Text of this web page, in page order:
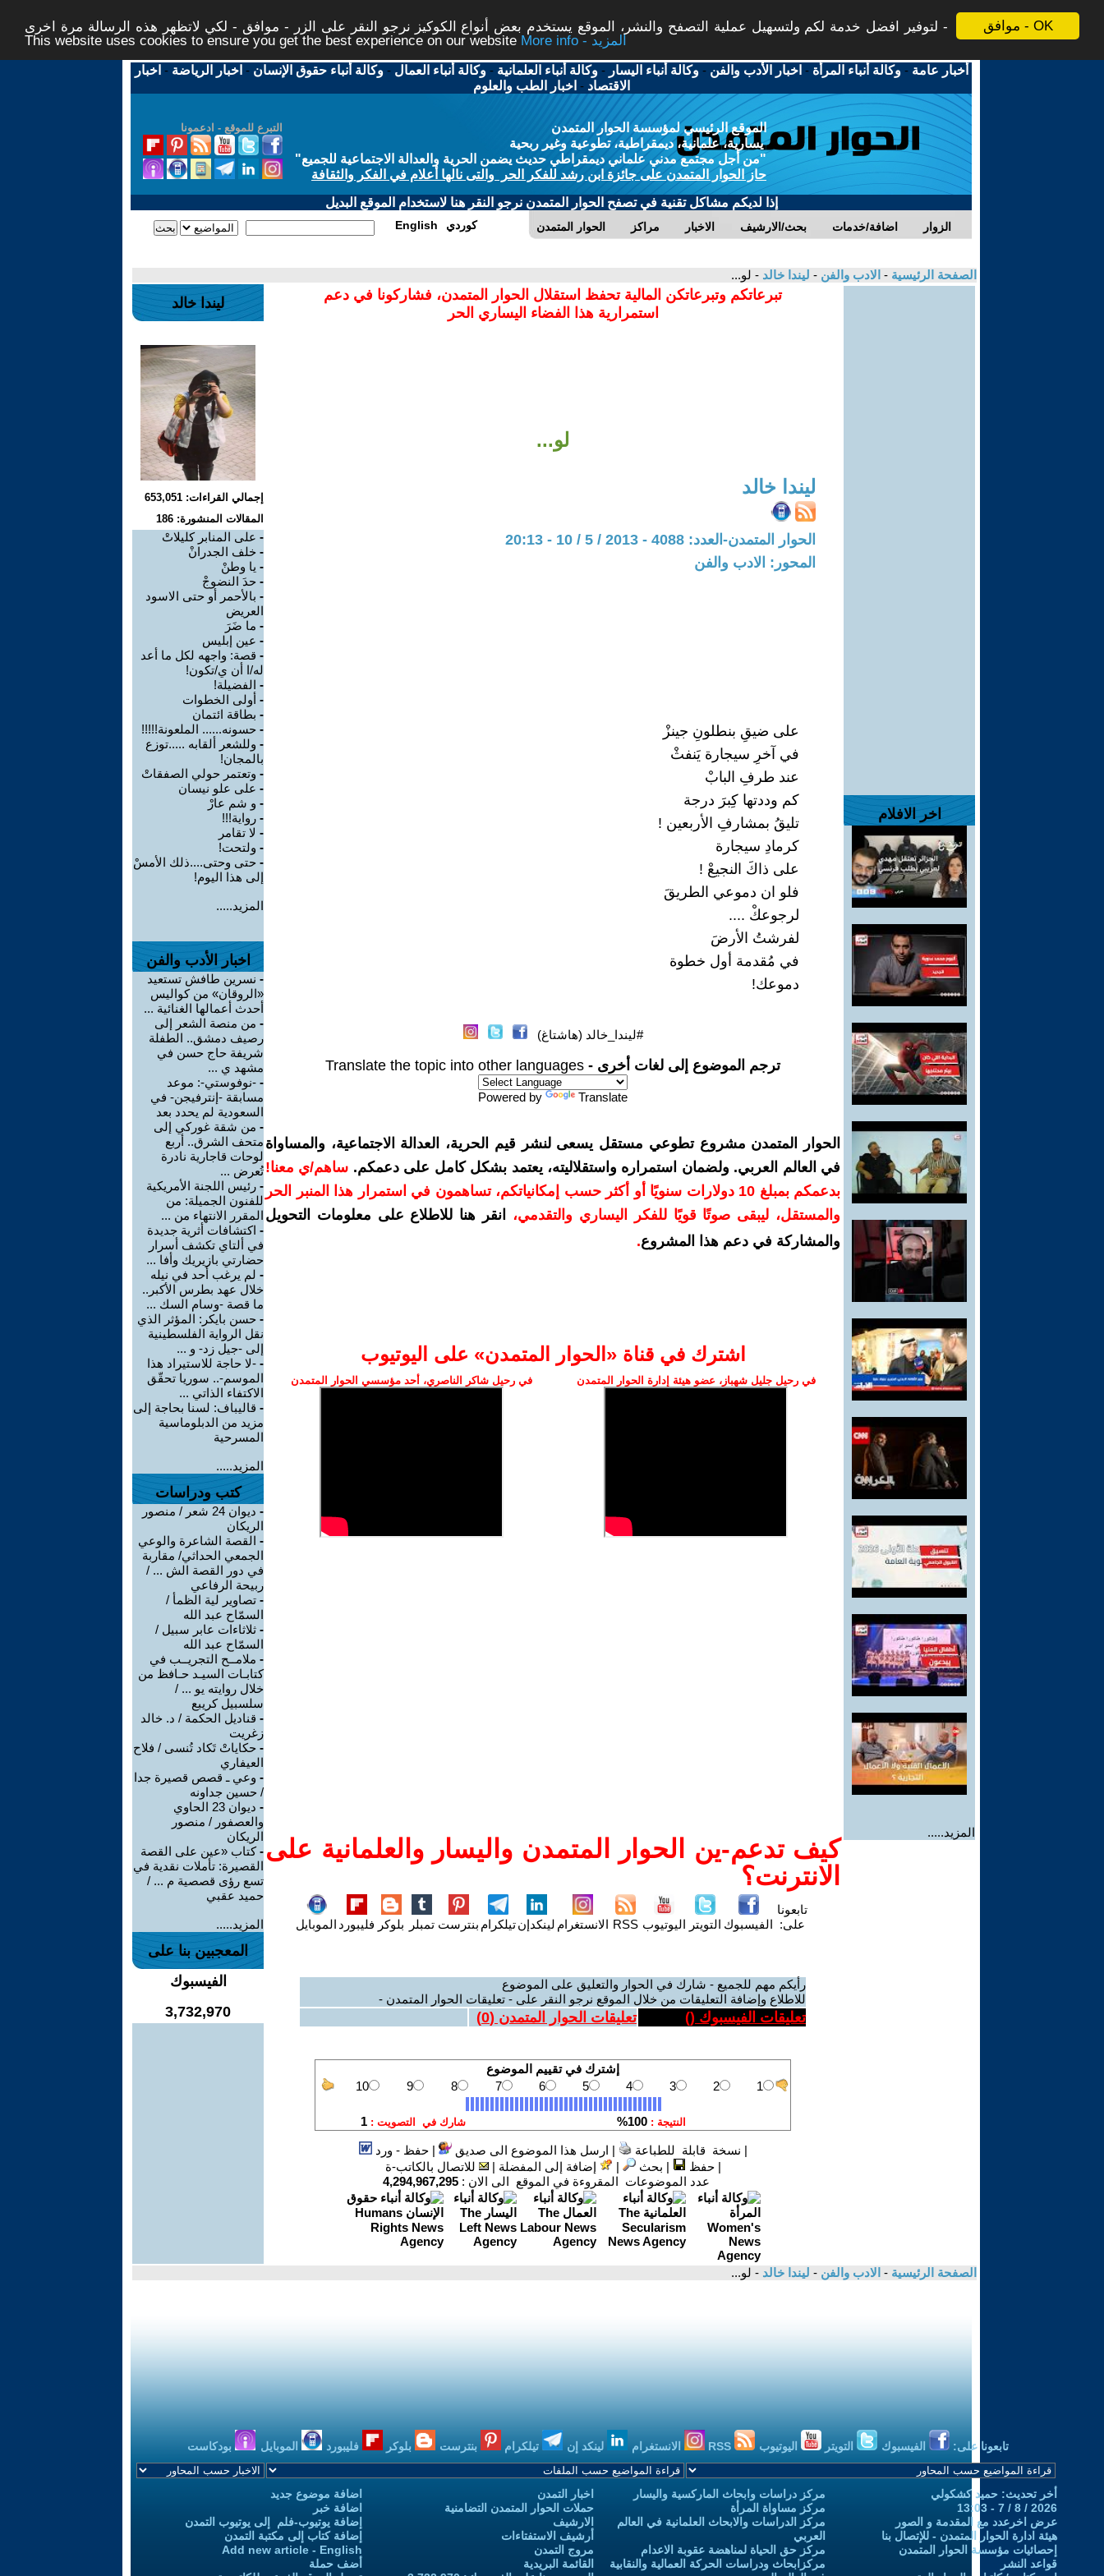
موافق - OK
لتوفير افضل خدمة لكم ولتسهيل عملية التصفح والنشر، الموقع يستخدم بعض أنواع الكوكيز نرجو النقر على الزر - موافق - لكي لاتظهر هذه الرسالة مرة اخرى -
This website uses cookies to ensure you get the best experience on our website
More info - المزيد
أخبار عامة -وكالة أنباء المرأة - اخبار الأدب والفن -وكالة أنباء اليسار -وكالة أنباء العلمانية -وكالة أنباء العمال -وكالة أنباء حقوق الإنسان - اخبار الرياضة - اخبار
الاقتصاد - اخبار الطب والعلوم
التبرع للموقع - ادعمونا
الموقع الرئيسي لمؤسسة الحوار المتمدن
يسارية، علمانية، ديمقراطية، تطوعية وغير ربحية
"من أجل مجتمع مدني علماني ديمقراطي حديث يضمن الحرية والعدالة الاجتماعية للجميع"
حاز الحوار المتمدن على جائزة ابن رشد للفكر الحر والتى نالها أعلام في الفكر والثقافة
إذا لديكم مشاكل تقنية في تصفح الحوار المتمدن نرجو النقر هنا لاستخدام الموقع البديل
الحوار المتمدن مراكز الاخبار بحث/الارشيف اضافة/خدمات الزوار English كوردي
الصفحة الرئيسية - الادب والفن - ليندا خالد - لو...
اخر الافلام
المزيد.....
تبرعاتكم وتبرعاتكن المالية تحفظ استقلال الحوار المتمدن، فشاركونا في دعم
استمرارية هذا الفضاء اليساري الحر
لو...
ليندا خالد
الحوار المتمدن-العدد: 4088 - 2013 / 5 / 10 - 20:13
المحور: الادب والفن
على ضيقِ بنطلونِ جينزْ
في آخرِ سيجارة يَنفثْ
عند طرفِ البابْ
كم وددتها كِبرَ درجة
تليقُ بمشارفِ الأربعين !
كرمادِ سيجارة
على ذاكَ النجيعْ !
فلو ان دموعي الطريقَ
لرجوعكْ ....
لفرشتُ الأرضَ
في مُقدمة أول خطوة
دموعك!
#ليندا_خالد (هاشتاغ)
ترجم الموضوع إلى لغات أخرى - Translate the topic into other languages
Powered by Translate
الحوار المتمدن مشروع تطوعي مستقل يسعى لنشر قيم الحرية، العدالة الاجتماعية، والمساواة
في العالم العربي. ولضمان استمراره واستقلاليته، يعتمد بشكل كامل على دعمكم. ساهم/ي معنا!
بدعمكم بمبلغ 10 دولارات سنويًا أو أكثر حسب إمكانياتكم، تساهمون في استمرار هذا المنبر الحر
والمستقل، ليبقى صوتًا قويًا للفكر اليساري والتقدمي،
انقر هنا للاطلاع على معلومات التحويل
والمشاركة في دعم هذا المشروع.
اشترك في قناة ‫«الحوار المتمدن» على اليوتيوب
في رحيل جليل شهباز، عضو هيئة إدارة الحوار المتمدن في رحيل شاكر الناصري، أحد مؤسسي الحوار المتمدن
كيف تدعم-ين الحوار المتمدن واليسار والعلمانية على
الانترنت؟
تابعونا
على: الفيسبوك التويتر اليوتيوب RSS الانستغرام لينكدإنتيلكرام بنترست تمبلر بلوكر فليبورد الموبايل
رأيكم مهم للجميع - شارك في الحوار والتعليق على الموضوع
للاطلاع وإضافة التعليقات من خلال الموقع نرجو النقر على - تعليقات الحوار المتمدن -
تعليقات الفيسبوك () تعليقات الحوار المتمدن (0
)
| نسخة قابلة للطباعة | ارسل هذا الموضوع الى صديق |حفظ - ورد
|حفظ | بحث | إضافة إلى المفضلة |
للاتصال بالكاتب-ة
عدد الموضوعات المقروءة في الموقع الى الان : 4,294,967,295
ليندا خالد
إجمالي القراءات: 653,051
المقالات المنشورة: 186
- على المنابر كليلاتْ
- خلف الجدرانْ
- يا وطنْ
- حدَ النضوجْ
- بالأحمر أو حتى الاسود
العريض
- ما ضَرَ
- عين إبليس
- قصة: واجهه لكل ما أعد
له/ا أن ي/تكون!
- الفضيلة!
- أولى الخطوات
- بطاقة ائتمان
- حسونه...... الملعونة!!!!!
- وللشعر ألقابه .....توزع
بالمجان!
- وتعتمر حولي الصفقاتْ
- على علو نيسان
- و شم عارْ
- رواية!!!
- لا تقامر
- ولتحت!
- حتى وحتى....ذلك الأمسْ
إلى هذا اليوم!
المزيد.....
اخبار الأدب والفن
- نسرين طافش تستعيد
«الروقان» من كواليس
أحدث أعمالها الغنائية ...
- من منصة الشعر إلى
رصيف دمشق.. الطفلة
شريفة حاج حسن في
مشهد ي ...
- -نوفوستي-: موعد
مسابقة -إنترفيجن- في
السعودية لم يحدد بعد
- من شقة غوركي إلى
متحف الشرق.. أربع
لوحات قاجارية نادرة
تُعرض ...
- رئيس اللجنة الأمريكية
للفنون الجميلة: من
المقرر الانتهاء من ...
- اكتشافات أثرية جديدة
في ألتاي تكشف أسرار
حضارتي بازيريك وأفا ...
- لم يرغب أحد في نيله
خلال عهد بطرس الأكبر..
ما قصة -وسام السك ...
- حسن بايكر: المؤثر الذي
نقل الرواية الفلسطينية
إلى -جيل زد- و ...
- -لا حاجة للاستيراد هذا
الموسم-.. سوريا تحقّق
الاكتفاء الذاتي ...
- قاليباف: لسنا بحاجة إلى
مزيد من الدبلوماسية
المسرحية
المزيد.....
كتب ودراسات
-
ديوان 24 شعر / منصور
الريكان
- القصة الشاعرة والوعي
الجمعي الحداثي/ مقاربة
في دور القصة الش ... /
ربيحة الرفاعي
- تصاوير لية الظمأ /
السمّاح عبد الله
- ثلاثاءات عابر سبيل /
السمّاح عبد الله
- ملامــح التجريــب في
كتابـات السيـد حـافظ من
خلال روايته يو ... /
سلسبيل كريبع
- قناديل الحكمة / د. خالد
زغريت
- حكاياتْ تَكاد تُنسى / فلاح
العيفاري
- وعي ـ قصص قصيرة جدا
/ حسين جداونه
-
ديوان 23 الحاوي
والعصفور / منصور
الريكان
-كتاب «عين على القصة
القصيرة: تأملات نقدية في
تسع رؤى قصصية م ... /
حميد عقبي
المزيد.....
المعجبين بنا على
الفيسبوك
3,732,970
الصفحة الرئيسية - الادب والفن - ليندا خالد - لو...
تابعونا على: الفيسبوك التويتر اليوتيوب الانستغرام لينكد إن تيلكرام بنترست بلوكر فليبورد الموبايل بودكاست
أخر تحديث: حميد كشكولي
2026 / 8 / 7 - 13:03
عرض اخرعدد مع المقدمة و الصور
هيئة ادارة الحوار المتمدن - للإتصال بنا
إحصائيات مؤسسة الحوار المتمدن
قواعد النشر
مركز دراسات وابحاث الماركسية واليسار
مركز مساواة المرأة
مركز الدراسات والابحاث العلمانية في العالم
العربي
مركز حق الحياة لمناهضة عقوبة الاعدام
مركزابحاث ودراسات الحركة العمالية والنقابية
اخبار التمدن
حملات الحوار المتمدن التضامنية
الارشيف
أرشيف الاستفتاءات
مروج التمدن
القائمة البريدية
اضافة موضوع جديد
اضافة خبر
إضافة يوتيوب-فلم إلى يوتيوب التمدن
إضافة كتاب إلى مكتبة التمدن
Add new article - English
أضف حملة